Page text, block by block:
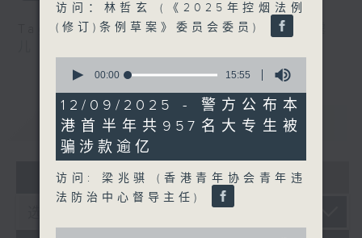
Tag: 儿童权利,教科书 ,教育, 社会福利
重温 CATCHUP
07 - 08 2026
访问：林哲玄 (《2025年控烟法例
(修订)条例草案》委员会委员)
seconds
15
minutes,
55
seconds
00:00 15:55
12/09/2025 - 警方公布本
港首半年共957名大专生被
骗涉款逾亿
访问: 梁兆骐 (香港青年协会青年违
法防治中心督导主任)